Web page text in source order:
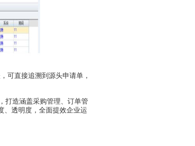
直接追溯到源头申请单，
打造涵盖采购管理、订单管
、透明度，全面提效企业运